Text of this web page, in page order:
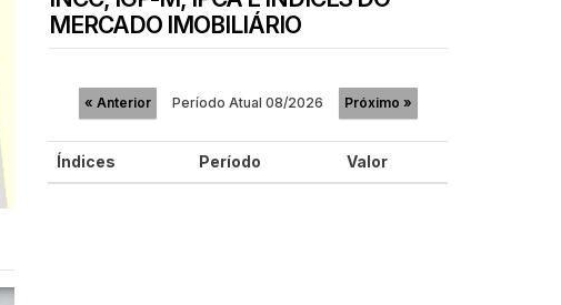
MERCADO IMOBILIÁRIO
« Anterior Período Atual 08/2026 Próximo »
Índices Período Valor